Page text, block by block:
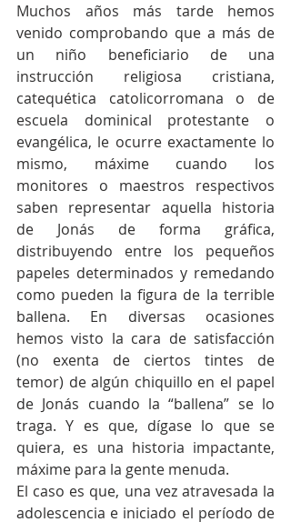
Muchos años más tarde hemos
venido comprobando que a más de
un niño beneficiario de una
instrucción religiosa cristiana,
catequética catolicorromana o de
escuela dominical protestante o
evangélica, le ocurre exactamente lo
mismo, máxime cuando los
monitores o maestros respectivos
saben representar aquella historia
de Jonás de forma gráfica,
distribuyendo entre los pequeños
papeles determinados y remedando
como pueden la figura de la terrible
ballena. En diversas ocasiones
hemos visto la cara de satisfacción
(no exenta de ciertos tintes de
temor) de algún chiquillo en el papel
de Jonás cuando la “ballena” se lo
traga. Y es que, dígase lo que se
quiera, es una historia impactante,
máxime para la gente menuda.
El caso es que, una vez atravesada la
adolescencia e iniciado el período de